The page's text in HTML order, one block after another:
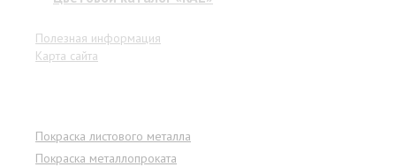
Полезная информация
Карта сайта
Покраска листового металла
Покраска металлопроката